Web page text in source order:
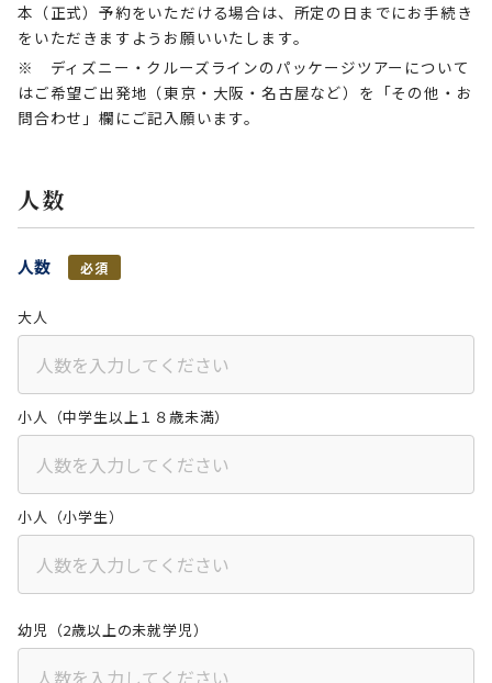
本（正式）予約をいただける場合は、所定の日までにお手続き
をいただきますようお願いいたします。
※ ディズニー・クルーズラインのパッケージツアーについて
はご希望ご出発地（東京・大阪・名古屋など）を「その他・お
問合わせ」欄にご記入願います。
人数
人数 必須
大人
小人（中学生以上１８歳未満）
小人（小学生）
幼児（2歳以上の未就学児）